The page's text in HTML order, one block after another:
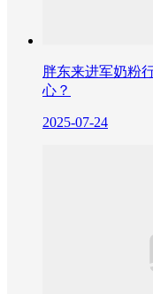
胖东来进军奶粉
心？
2025-07-24